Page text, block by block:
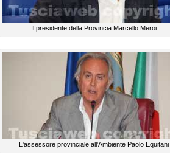
Il presidente della Provincia Marcello Meroi
L'assessore provinciale all'Ambiente Paolo Equitani